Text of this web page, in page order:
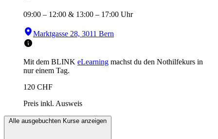
09:00 – 12:00 & 13:00 – 17:00 Uhr
Marktgasse 28, 3011 Bern
Mit dem BLINK eLearning machst du den Nothilfekurs in
nur einem Tag.
120 CHF
Preis inkl. Ausweis
Alle ausgebuchten Kurse anzeigen